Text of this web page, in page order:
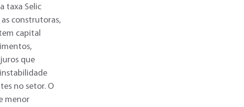
taxa Selic
construtoras,
capital
que
no setor. O
menor